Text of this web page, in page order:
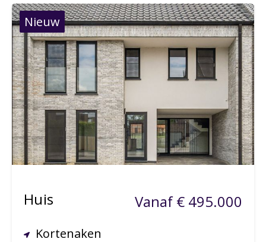
Nieuw
517 m²
Huis Vanaf € 495.000
Kortenaken